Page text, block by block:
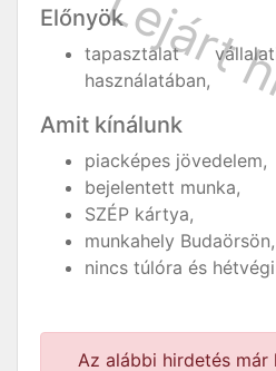
Előnyök
tapasztalat
használatában,
Amit kínálunk
piacképes jövedelem,
bejelentett munka,
SZÉP kártya,
munkahely Budaörsön,
nincs túlóra és
Az alábbi hirdetés